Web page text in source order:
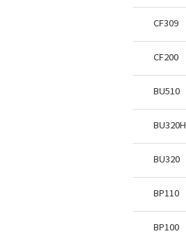
CF309
CF200
BU510
BU320H
BU320
BP110
BP100